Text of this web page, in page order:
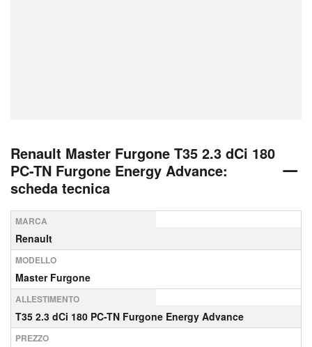
Renault Master Furgone T35 2.3 dCi 180
PC-TN Furgone Energy Advance:
scheda tecnica
MARCA
Renault
MODELLO
Master Furgone
ALLESTIMENTO
T35 2.3 dCi 180 PC-TN Furgone Energy Advance
PREZZO